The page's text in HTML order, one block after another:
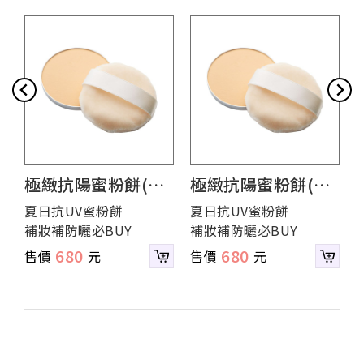
極緻抗陽蜜粉餅(蕊
心)
夏日抗UV蜜粉餅
補妝補防曬必BUY
680
極緻抗陽蜜粉餅(蕊
心)
夏日抗UV蜜粉餅
補妝補防曬必BUY
680